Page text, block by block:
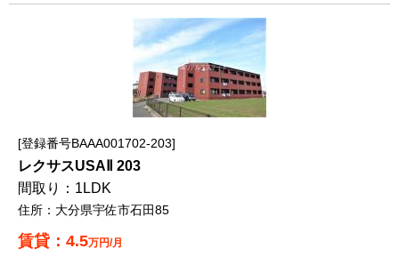
登録番号BAAA001702-203
レクサスUSAⅡ 203
1LDK
大分県宇佐市石田85
4.5万円/月